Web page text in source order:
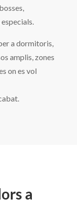
a dormitoris,
amplis, zones
on es vol
a